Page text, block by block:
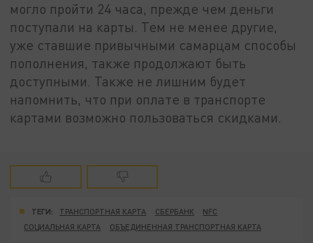
могло пройти 24 часа, прежде чем деньги
поступали на карты. Тем не менее другие,
уже ставшие привычными самарцам способы
пополнения, также продолжают быть
доступными. Также не лишним будет
напомнить, что при оплате в транспорте
картами возможно пользоваться скидками.
ТЕГИ: ТРАНСПОРТНАЯ КАРТА СБЕРБАНК
NFC
СОЦИАЛЬНАЯ КАРТА
ОБЪЕДИНЕННАЯ ТРАНСПОРТНАЯ КАРТА